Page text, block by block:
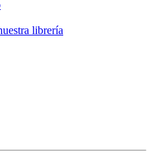
librería